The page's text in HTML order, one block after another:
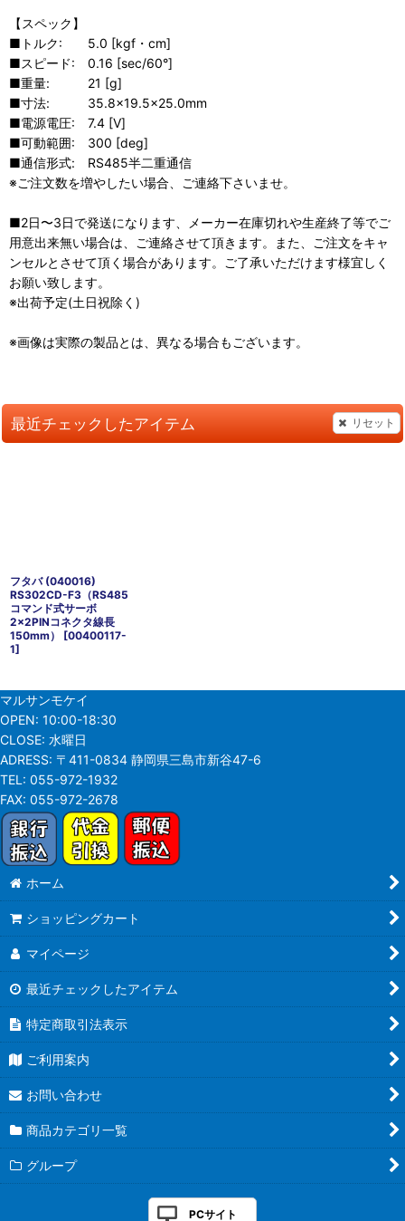
【スペック】
■トルク: 5.0 [kgf・cm]
■スピード: 0.16 [sec/60°]
■重量: 21 [g]
■寸法: 35.8×19.5×25.0mm
■電源電圧: 7.4 [V]
■可動範囲: 300 [deg]
■通信形式: RS485半二重通信
※ご注文数を増やしたい場合、ご連絡下さいませ。
■2日〜3日で発送になります、メーカー在庫切れや生産終了等でご
用意出来無い場合は、ご連絡させて頂きます。また、ご注文をキャ
ンセルとさせて頂く場合があります。ご了承いただけます様宜しく
お願い致します。
※出荷予定(土日祝除く)
※画像は実際の製品とは、異なる場合もございます。
最近チェックしたアイテム リセット
フタバ (040016)
RS302CD-F3（RS485
コマンド式サーボ
2×2PINコネクタ線長
150mm） [00400117-
1]
マルサンモケイ
OPEN: 10:00-18:30
CLOSE: 水曜日
ADRESS: 〒411-0834 静岡県三島市新谷47-6
TEL: 055-972-1932
FAX: 055-972-2678
ホーム
ショッピングカート
マイページ
最近チェックしたアイテム
特定商取引法表示
ご利用案内
お問い合わせ
商品カテゴリ一覧
グループ
PCサイト